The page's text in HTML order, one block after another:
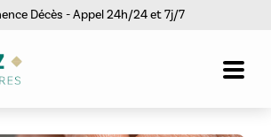
Décès - Appel 24h/24 et 7j/7